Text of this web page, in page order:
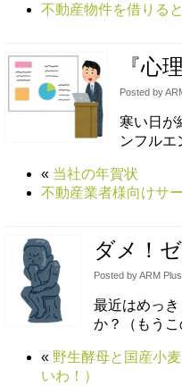
不動産物件を借りる
『心
Posted by
寒い日が
ンフルエ
« 当社の年賀状
不動産業者様向けサ
ダメ！
Posted by ARM
最近はめっ
か？（もう
« 野生酵母と国産小
いわ！）